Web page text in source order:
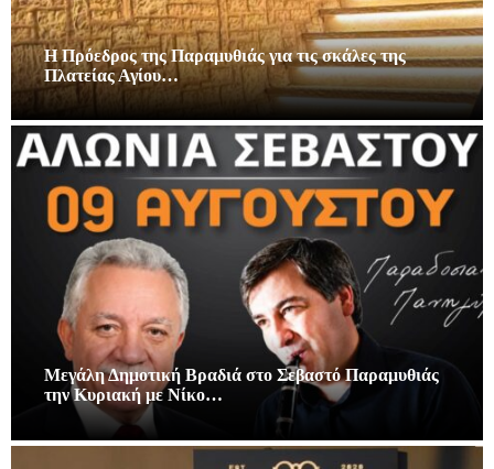
Η Πρόεδρος της Παραμυθιάς για τις σκάλες της
Πλατείας Αγίου…
Μεγάλη Δημοτική Βραδιά στο Σεβαστό Παραμυθιάς
την Κυριακή με Νίκο…